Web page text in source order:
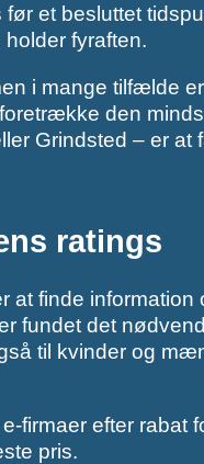
et besluttet
fyraften.
i mange tilfælde
den
Grindsted – er at
ratings
at finde information
fundet det
til kvinder og
firmaer efter rabat
pris.